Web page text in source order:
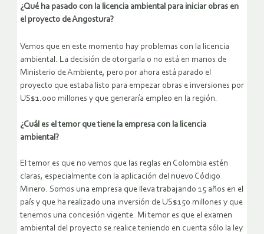
¿Qué ha pasado con la licencia ambiental para iniciar obras en
el proyecto de Angostura?
Vemos que en este momento hay problemas con la licencia
ambiental. La decisión de otorgarla o no está en manos de
Ministerio de Ambiente, pero por ahora está parado el
proyecto que estaba listo para empezar obras e inversiones por
US$1.000 millones y que generaría empleo en la región.
¿Cuál es el temor que tiene la empresa con la licencia
ambiental?
El temor es que no vemos que las reglas en Colombia estén
claras, especialmente con la aplicación del nuevo Código
Minero. Somos una empresa que lleva trabajando 15 años en el
país y que ha realizado una inversión de US$150 millones y que
tenemos una concesión vigente. Mi temor es que el examen
ambiental del proyecto se realice teniendo en cuenta sólo la ley